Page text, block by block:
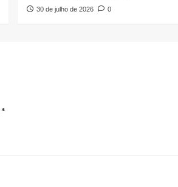
30 de julho de 2026 0
*